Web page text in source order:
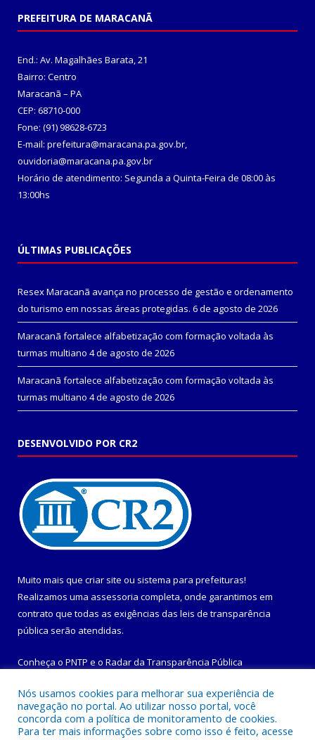
PREFEITURA DE MARACANÃ
End.: Av. Magalhães Barata, 21
Bairro: Centro
Maracanã – PA
CEP: 68710-000
Fone: (91) 98628-6723
E-mail: prefeitura@maracana.pa.gov.br,
ouvidoria@maracana.pa.gov.br
Horário de atendimento: Segunda a Quinta-Feira de 08:00 às
13:00hs
ÚLTIMAS PUBLICAÇÕES
Resex Maracanã avança no processo de gestão e ordenamento
do turismo em nossas áreas protegidas. 6 de agosto de 2026
Maracanã fortalece alfabetização com formação voltada às
turmas multiano 4 de agosto de 2026
Maracanã fortalece alfabetização com formação voltada às
turmas multiano 4 de agosto de 2026
DESENVOLVIDO POR CR2
Muito mais que criar site ou sistema para prefeituras!
Realizamos uma assessoria completa, onde garantimos em
contrato que todas as exigências das leis de transparência
pública serão atendidas.
Conheça o PNTP e o Radar da Transparência Pública
Todos os direitos reservados a Prefeitura Municipal de
Nós usamos cookies para melhorar sua experiência de
navegação no portal. Ao utilizar nosso portal, você
concorda com a política de monitoramento de cookies.
Para ter mais informações sobre como isso é feito, acesse